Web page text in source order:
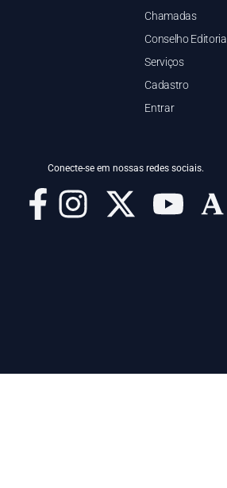
Chamadas
Conselho Editorial
Serviços
Cadastro
Entrar
Conecte-se em nossas redes sociais.